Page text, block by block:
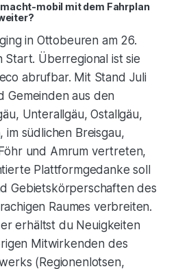
mobil mit dem Fahrplan
in Ottobeuren am 26.
Start. Überregional ist sie
abrufbar. Mit Stand Juli
Gemeinden aus den
Unterallgäu, Ostallgäu,
im südlichen Breisgau,
und Amrum vertreten,
Plattformgedanke soll
Gebietskörperschaften des
Raumes verbreiten.
erhältst du Neuigkeiten
Mitwirkenden des
(Regionenlotsen,